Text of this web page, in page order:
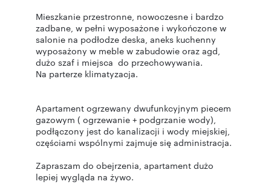
Mieszkanie przestronne, nowoczesne i bardzo
zadbane, w pełni wyposażone i wykończone w
salonie na podłodze deska, aneks kuchenny
wyposażony w meble w zabudowie oraz agd,
dużo szaf i miejsca do przechowywania.
Na parterze klimatyzacja.
Apartament ogrzewany dwufunkcyjnym piecem
gazowym ( ogrzewanie + podgrzanie wody),
podłączony jest do kanalizacji i wody miejskiej,
częściami wspólnymi zajmuje się administracja.
Zapraszam do obejrzenia, apartament dużo
lepiej wygląda na żywo.